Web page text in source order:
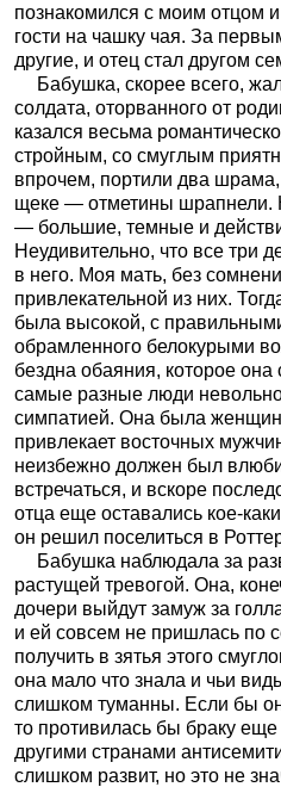
познакомился с моим отцом и
гости на чашку чая. За
другие, и отец стал другом
Бабушка, скорее всего,
солдата, оторванного от
казался весьма
стройным, со смуглым
впрочем, портили два
щеке — отметины шрапнели.
— большие, темные и
Неудивительно, что все три
в него. Моя мать, без
привлекательной из них.
была высокой, с
обрамленного белокурыми
бездна обаяния, которое
самые разные люди
симпатией. Она была
привлекает восточных
неизбежно должен был
встречаться, и вскоре
отца еще оставались кое-
он решил поселиться в
Бабушка наблюдала за
растущей тревогой. Она,
дочери выйдут замуж за
и ей совсем не пришлась по
получить в зятья этого
она мало что знала и чьи
слишком туманны. Если бы
то противилась бы браку
другими странами
слишком развит, но это не